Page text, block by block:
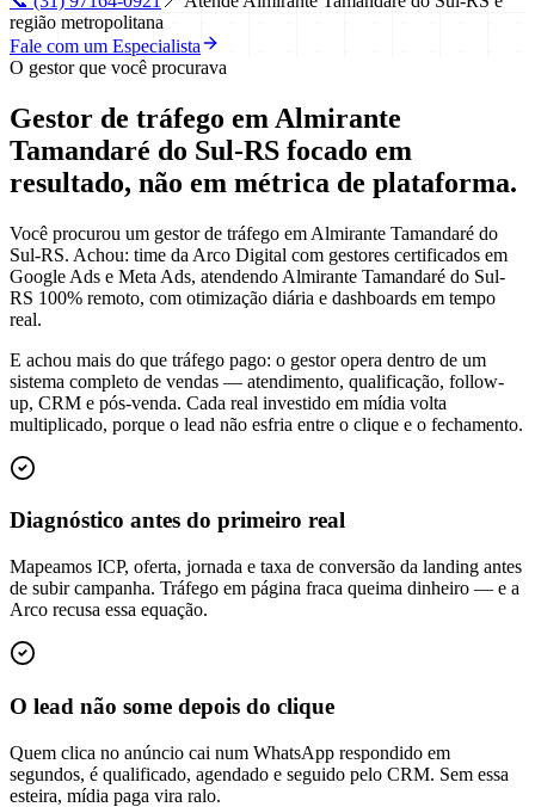
região metropolitana
Fale com um Especialista
O gestor que você procurava
Gestor de tráfego em Almirante
Tamandaré do Sul-RS focado em
resultado, não em métrica de plataforma.
Você procurou um gestor de tráfego em Almirante Tamandaré do
Sul-RS. Achou: time da Arco Digital com gestores certificados em
Google Ads e Meta Ads, atendendo Almirante Tamandaré do Sul-
RS 100% remoto, com otimização diária e dashboards em tempo
real.
E achou mais do que tráfego pago: o gestor opera dentro de um
sistema completo de vendas — atendimento, qualificação, follow-
up, CRM e pós-venda. Cada real investido em mídia volta
multiplicado, porque o lead não esfria entre o clique e o fechamento.
Diagnóstico antes do primeiro real
Mapeamos ICP, oferta, jornada e taxa de conversão da landing antes
de subir campanha. Tráfego em página fraca queima dinheiro — e a
Arco recusa essa equação.
O lead não some depois do clique
Quem clica no anúncio cai num WhatsApp respondido em
segundos, é qualificado, agendado e seguido pelo CRM. Sem essa
esteira, mídia paga vira ralo.